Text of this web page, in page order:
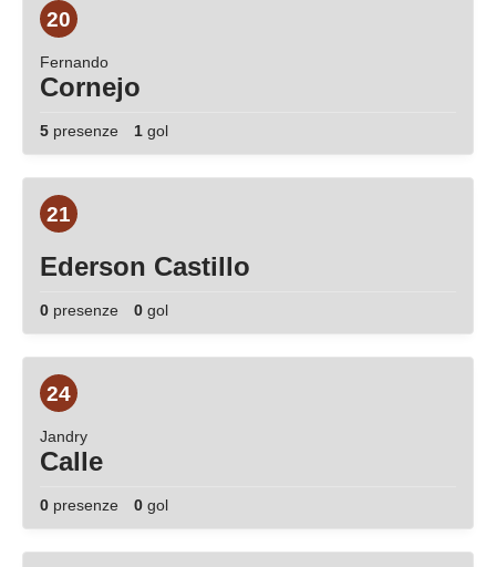
20
Fernando
Cornejo
5 presenze 1 gol
21
Ederson Castillo
0 presenze 0 gol
24
Jandry
Calle
0 presenze 0 gol